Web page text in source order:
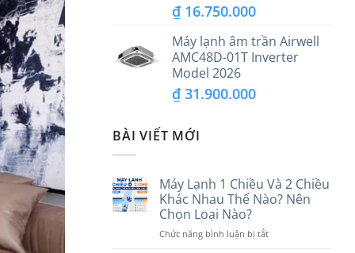
₫ 16.750.000
Máy lạnh âm trần Airwell
AMC48D-01T Inverter
Model 2026
₫ 31.900.000
BÀI VIẾT MỚI
Máy Lạnh 1 Chiều Và 2 Chiều
Khác Nhau Thế Nào? Nên
Chọn Loại Nào?
Chức năng bình luận bị tắtở